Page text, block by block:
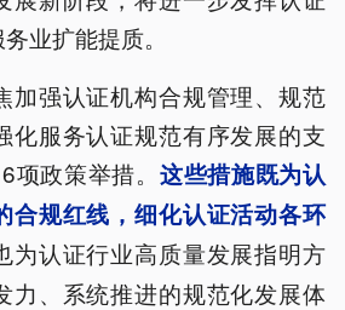
业扩能提质。
加强认证机构合规管理、规范
化服务认证规范有序发展的支
政策举措。 这些措施既为认
合规红线，细化认证活动各环
为认证行业高质量发展指明方
力、系统推进的规范化发展体